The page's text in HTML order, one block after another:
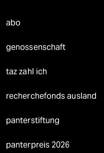
abo
genossenschaft
taz zahl ich
recherchefonds ausland
panterstiftung
panterpreis 2026